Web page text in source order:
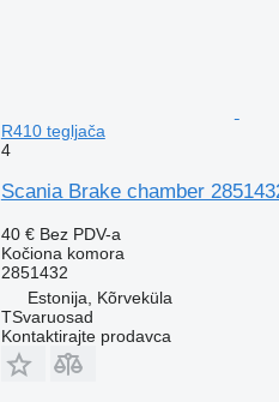
R410 tegljača
4
Scania Brake chamber
40 € Bez PDV-a
Kočiona komora
2851432
Estonija, Kõrveküla
TSvaruosad
Kontaktirajte prodavca